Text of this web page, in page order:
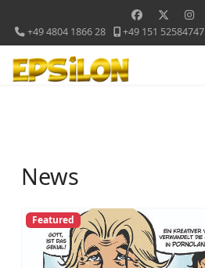
+49 4804 1866 28 +49 151 52584747
News
Featured